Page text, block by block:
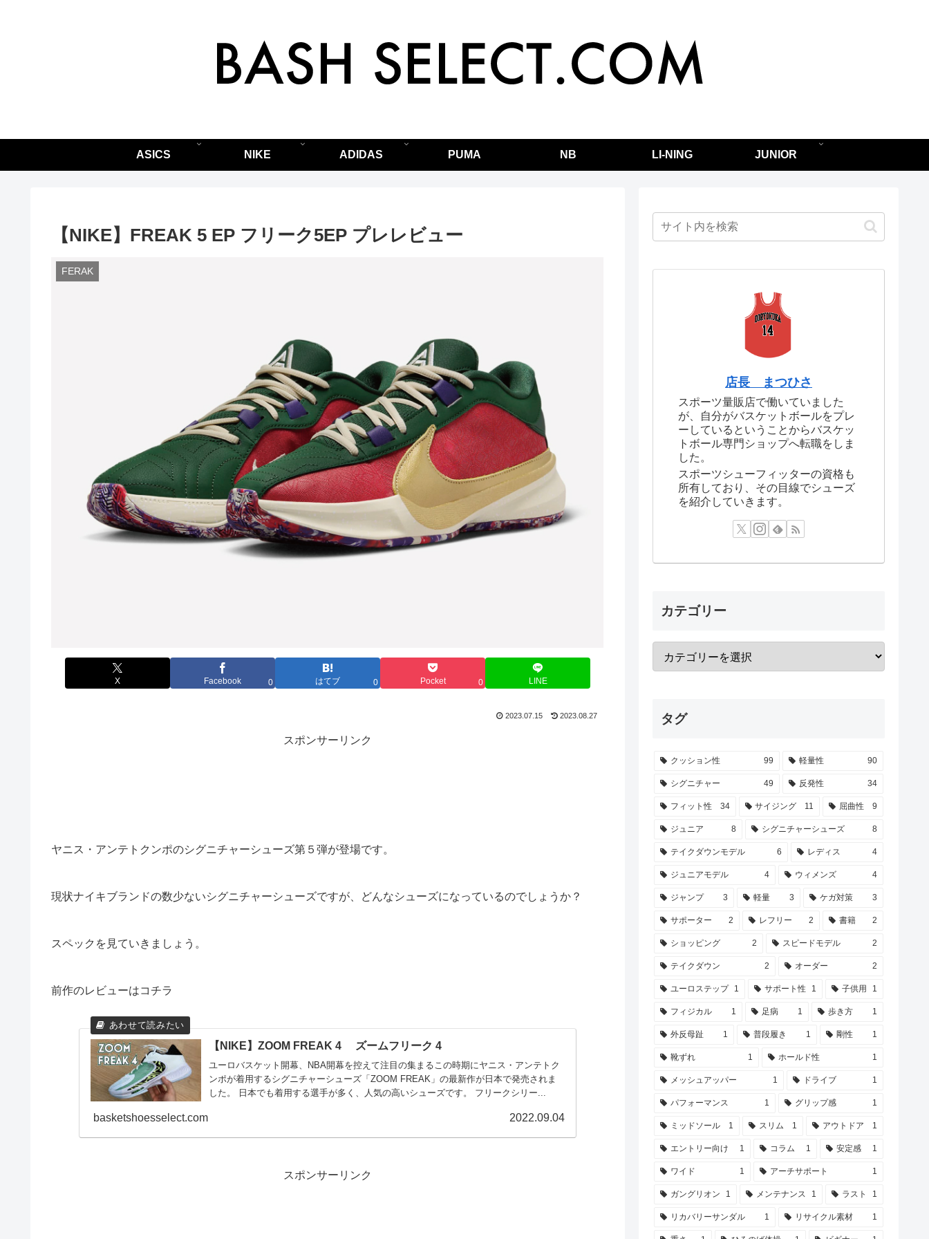
ASICS NIKE ADIDAS PUMA NB LI-NING JUNIOR
【NIKE】FREAK 5 EP フリーク5EP プレレビュー
FERAK
X Facebook 0 はてブ 0 Pocket 0 LINE
2023.07.15 2023.08.27
スポンサーリンク
ヤニス・アンテトクンポのシグニチャーシューズ第５弾が登場です。
現状ナイキブランドの数少ないシグニチャーシューズですが、どんなシューズになっているのでしょうか？
スペックを見ていきましょう。
前作のレビューはコチラ
【NIKE】ZOOM FREAK 4 ズームフリーク 4
ユーロバスケット開幕、NBA開幕を控えて注目の集まるこの時期にヤニス・アンテトク
ンポが着用するシグニチャーシューズ「ZOOM FREAK」の最新作が日本で発売されま
した。 日本でも着用する選手が多く、人気の高いシューズです。 フリークシリー...
basketshoesselect.com 2022.09.04
スポンサーリンク
店長 まつひさ
スポーツ量販店で働いていました
が、自分がバスケットボールをプレ
ーしているということからバスケッ
トボール専門ショップへ転職をしま
した。
スポーツシューフィッターの資格も
所有しており、その目線でシューズ
を紹介していきます。
カテゴリー
タグ
クッション性 99 軽量性 90
シグニチャー 49 反発性 34
フィット性 34 サイジング 11 屈曲性 9
ジュニア 8 シグニチャーシューズ 8
テイクダウンモデル 6 レディス 4
ジュニアモデル 4 ウィメンズ 4
ジャンプ 3 軽量 3 ケガ対策 3
サポーター 2 レフリー 2 書籍 2
ショッピング 2 スピードモデル 2
テイクダウン 2 オーダー 2
ユーロステップ 1 サポート性 1 子供用 1
フィジカル 1 足病 1 歩き方 1
外反母趾 1 普段履き 1 剛性 1
靴ずれ 1 ホールド性 1
メッシュアッパー 1 ドライブ 1
パフォーマンス 1 グリップ感 1
ミッドソール 1 スリム 1 アウトドア 1
エントリー向け 1 コラム 1 安定感 1
ワイド 1 アーチサポート 1
ガングリオン 1 メンテナンス 1 ラスト 1
リカバリーサンダル 1 リサイクル素材 1